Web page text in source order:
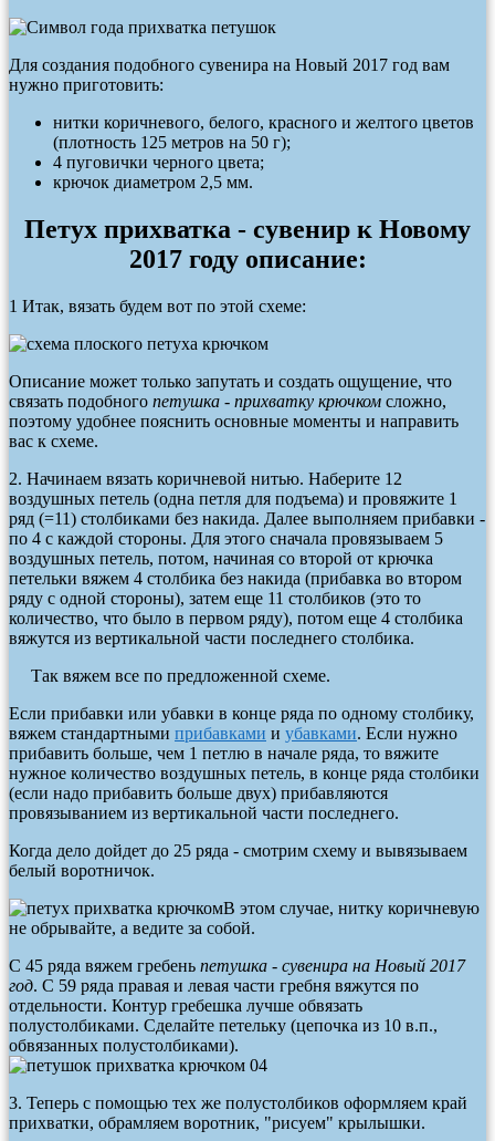
Для создания подобного сувенира на Новый 2017 год вам
нужно приготовить:
нитки коричневого, белого, красного и желтого цветов
(плотность 125 метров на 50 г);
4 пуговички черного цвета;
крючок диаметром 2,5 мм.
Петух прихватка - сувенир к Новому
2017 году описание:
1 Итак, вязать будем вот по этой схеме:
Описание может только запутать и создать ощущение, что
связать подобного петушка - прихватку крючком сложно,
поэтому удобнее пояснить основные моменты и направить
вас к схеме.
2. Начинаем вязать коричневой нитью. Наберите 12
воздушных петель (одна петля для подъема) и провяжите 1
ряд (=11) столбиками без накида. Далее выполняем прибавки -
по 4 с каждой стороны. Для этого сначала провязываем 5
воздушных петель, потом, начиная со второй от крючка
петельки вяжем 4 столбика без накида (прибавка во втором
ряду с одной стороны), затем еще 11 столбиков (это то
количество, что было в первом ряду), потом еще 4 столбика
вяжутся из вертикальной части последнего столбика.
Так вяжем все по предложенной схеме.
Если прибавки или убавки в конце ряда по одному столбику,
вяжем стандартными прибавками и убавками. Если нужно
прибавить больше, чем 1 петлю в начале ряда, то вяжите
нужное количество воздушных петель, в конце ряда столбики
(если надо прибавить больше двух) прибавляются
провязыванием из вертикальной части последнего.
Когда дело дойдет до 25 ряда - смотрим схему и вывязываем
белый воротничок.
В этом случае, нитку коричневую
не обрывайте, а ведите за собой.
С 45 ряда вяжем гребень петушка - сувенира на Новый 2017
год. С 59 ряда правая и левая части гребня вяжутся по
отдельности. Контур гребешка лучше обвязать
полустолбиками. Сделайте петельку (цепочка из 10 в.п.,
обвязанных полустолбиками).
3. Теперь с помощью тех же полустолбиков оформляем край
прихватки, обрамляем воротник, "рисуем" крылышки.